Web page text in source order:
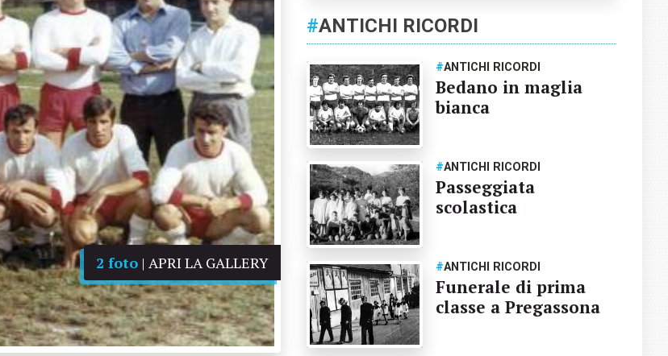
2 foto| APRI LA GALLERY
#ANTICHI RICORDI
#ANTICHI RICORDI
Bedano in maglia
bianca
#ANTICHI RICORDI
Passeggiata
scolastica
#ANTICHI RICORDI
Funerale di prima
classe a Pregassona